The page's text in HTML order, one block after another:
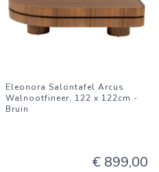
Eleonora Salontafel Arcus
Walnootfineer, 122 x 122cm -
Bruin
€ 899,00